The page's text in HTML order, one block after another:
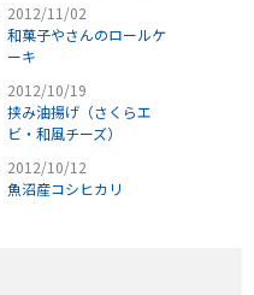
2012/11/02
和菓子やさんのロールケ
ーキ
2012/10/19
挟み油揚げ（さくらエ
ビ・和風チーズ）
2012/10/12
魚沼産コシヒカリ